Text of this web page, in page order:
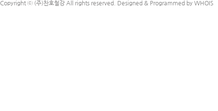
Copyright ⓒ (주)찬호철강 All rights reserved. Designed & Programmed by WHOIS